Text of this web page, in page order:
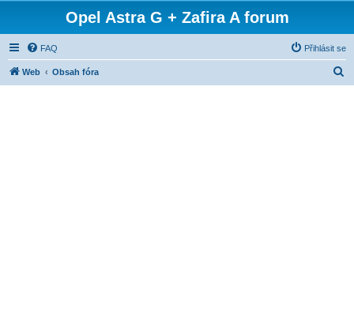
Opel Astra G + Zafira A forum
FAQ Přihlásit se
Web Obsah fóra